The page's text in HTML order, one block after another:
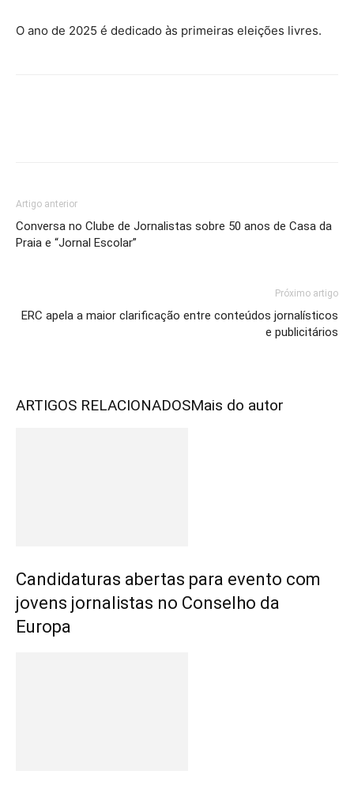
O ano de 2025 é dedicado às primeiras eleições livres.
Artigo anterior
Conversa no Clube de Jornalistas sobre 50 anos de Casa da
Praia e “Jornal Escolar”
Próximo artigo
ERC apela a maior clarificação entre conteúdos jornalísticos
e publicitários
ARTIGOS RELACIONADOSMais do autor
Candidaturas abertas para evento com
jovens jornalistas no Conselho da
Europa